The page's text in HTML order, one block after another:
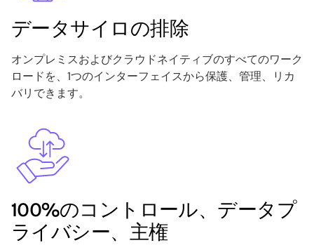
データサイロの排除
オンプレミスおよびクラウドネイティブのすべてのワーク
ロードを、1つのインターフェイスから保護、管理、リカ
バリできます。
Image
100%のコントロール、データプ
ライバシー、主権